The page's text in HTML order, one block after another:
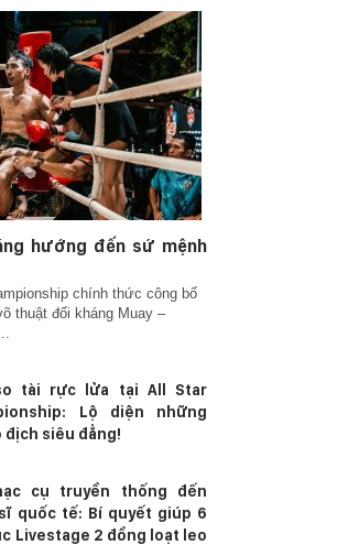
hướng đến sứ mệnh
chính thức công bố
thuật đối kháng Muay –
tài rực lửa tại All Star
Lộ diện những
địch siêu đẳng!
cụ truyền thống đến
quốc tế: Bí quyết giúp 6
Livestage 2 đồng loạt leo